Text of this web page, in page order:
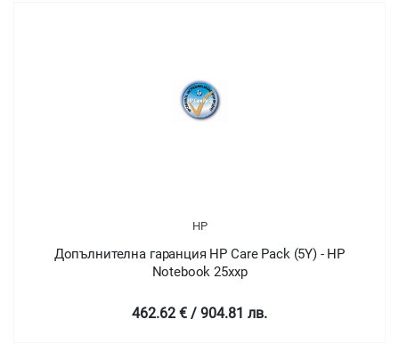
HP
Допълнителна гаранция HP Care Pack (5Y) - HP
Notebook 25xxp
462.62 € / 904.81 лв.